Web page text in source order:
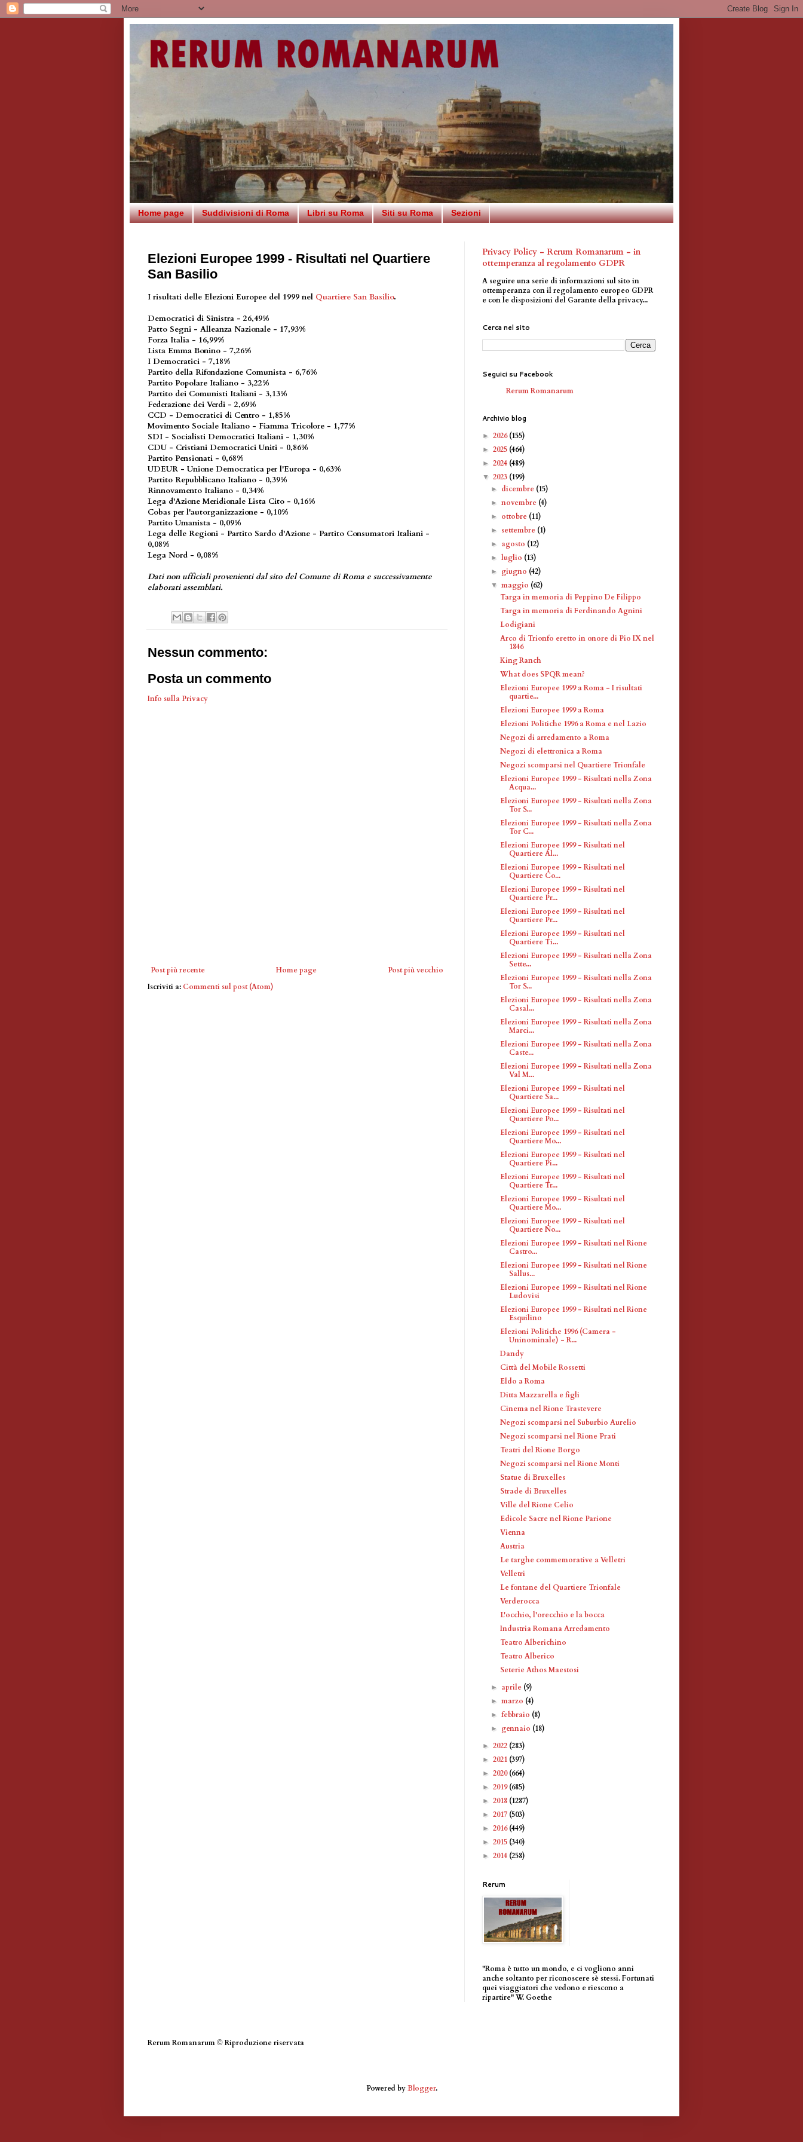
Home page Suddivisioni di Roma Libri su Roma Siti su Roma Sezioni
Elezioni Europee 1999 - Risultati nel Quartiere
San Basilio
I risultati delle Elezioni Europee del 1999 nel Quartiere San Basilio.
Democratici di Sinistra - 26,49%
Patto Segni - Alleanza Nazionale - 17,93%
Forza Italia - 16,99%
Lista Emma Bonino - 7,26%
I Democratici - 7,18%
Partito della Rifondazione Comunista - 6,76%
Partito Popolare Italiano - 3,22%
Partito dei Comunisti Italiani - 3,13%
Federazione dei Verdi - 2,69%
CCD - Democratici di Centro - 1,85%
Movimento Sociale Italiano - Fiamma Tricolore - 1,77%
SDI - Socialisti Democratici Italiani - 1,30%
CDU - Cristiani Democratici Uniti - 0,86%
Partito Pensionati - 0,68%
UDEUR - Unione Democratica per l'Europa - 0,63%
Partito Repubblicano Italiano - 0,39%
Rinnovamento Italiano - 0,34%
Lega d'Azione Meridionale Lista Cito - 0,16%
Cobas per l'autorganizzazione - 0,10%
Partito Umanista - 0,09%
Lega delle Regioni - Partito Sardo d'Azione - Partito Consumatori Italiani -
0,08%
Lega Nord - 0,08%
Dati non ufficiali provenienti dal sito del Comune di Roma e successivamente
elaborati assemblati.
Nessun commento:
Posta un commento
Info sulla Privacy
Post più recente Post più vecchio
Home page
Iscriviti a: Commenti sul post (Atom)
Privacy Policy - Rerum Romanarum - in
ottemperanza al regolamento GDPR
A seguire una serie di informazioni sul sito in
ottemperanza con il regolamento europeo GDPR
e con le disposizioni del Garante della privacy...
Cerca nel sito
Seguici su Facebook
Rerum Romanarum
Archivio blog
► 2026(155)
► 2025 (464)
► 2024 (489)
▼ 2023 (199)
► dicembre (15)
►novembre (4)
► ottobre (11)
► settembre (1)
► agosto (12)
►luglio (13)
► giugno (42)
▼maggio (62)
Targa in memoria di Peppino De Filippo
Targa in memoria di Ferdinando Agnini
Lodigiani
Arco di Trionfo eretto in onore di Pio IX nel
1846
King Ranch
What does SPQR mean?
Elezioni Europee 1999 a Roma - I risultati
quartie...
Elezioni Europee 1999 a Roma
Elezioni Politiche 1996 a Roma e nel Lazio
Negozi di arredamento a Roma
Negozi di elettronica a Roma
Negozi scomparsi nel Quartiere Trionfale
Elezioni Europee 1999 - Risultati nella Zona
Acqua...
Elezioni Europee 1999 - Risultati nella Zona
Tor S...
Elezioni Europee 1999 - Risultati nella Zona
Tor C...
Elezioni Europee 1999 - Risultati nel
Quartiere Al...
Elezioni Europee 1999 - Risultati nel
Quartiere Co...
Elezioni Europee 1999 - Risultati nel
Quartiere Pr...
Elezioni Europee 1999 - Risultati nel
Quartiere Pr...
Elezioni Europee 1999 - Risultati nel
Quartiere Ti...
Elezioni Europee 1999 - Risultati nella Zona
Sette...
Elezioni Europee 1999 - Risultati nella Zona
Tor S...
Elezioni Europee 1999 - Risultati nella Zona
Casal...
Elezioni Europee 1999 - Risultati nella Zona
Marci...
Elezioni Europee 1999 - Risultati nella Zona
Caste...
Elezioni Europee 1999 - Risultati nella Zona
Val M...
Elezioni Europee 1999 - Risultati nel
Quartiere Sa...
Elezioni Europee 1999 - Risultati nel
Quartiere Po...
Elezioni Europee 1999 - Risultati nel
Quartiere Mo...
Elezioni Europee 1999 - Risultati nel
Quartiere Pi...
Elezioni Europee 1999 - Risultati nel
Quartiere Tr...
Elezioni Europee 1999 - Risultati nel
Quartiere Mo...
Elezioni Europee 1999 - Risultati nel
Quartiere No...
Elezioni Europee 1999 - Risultati nel Rione
Castro...
Elezioni Europee 1999 - Risultati nel Rione
Sallus...
Elezioni Europee 1999 - Risultati nel Rione
Ludovisi
Elezioni Europee 1999 - Risultati nel Rione
Esquilino
Elezioni Politiche 1996 (Camera -
Uninominale) - R...
Dandy
Città del Mobile Rossetti
Eldo a Roma
Ditta Mazzarella e figli
Cinema nel Rione Trastevere
Negozi scomparsi nel Suburbio Aurelio
Negozi scomparsi nel Rione Prati
Teatri del Rione Borgo
Negozi scomparsi nel Rione Monti
Statue di Bruxelles
Strade di Bruxelles
Ville del Rione Celio
Edicole Sacre nel Rione Parione
Vienna
Austria
Le targhe commemorative a Velletri
Velletri
Le fontane del Quartiere Trionfale
Verderocca
L'occhio, l'orecchio e la bocca
Industria Romana Arredamento
Teatro Alberichino
Teatro Alberico
Seterie Athos Maestosi
► aprile (9)
►marzo (4)
►febbraio (8)
► gennaio (18)
► 2022 (283)
► 2021 (397)
► 2020(664)
► 2019(685)
► 2018 (1287)
► 2017 (503)
► 2016(449)
► 2015 (340)
► 2014 (258)
Rerum
"Roma è tutto un mondo, e ci vogliono anni
anche soltanto per riconoscere sè stessi. Fortunati
quei viaggiatori che vedono e riescono a
ripartire" W. Goethe
Rerum Romanarum © Riproduzione riservata
Powered byBlogger.